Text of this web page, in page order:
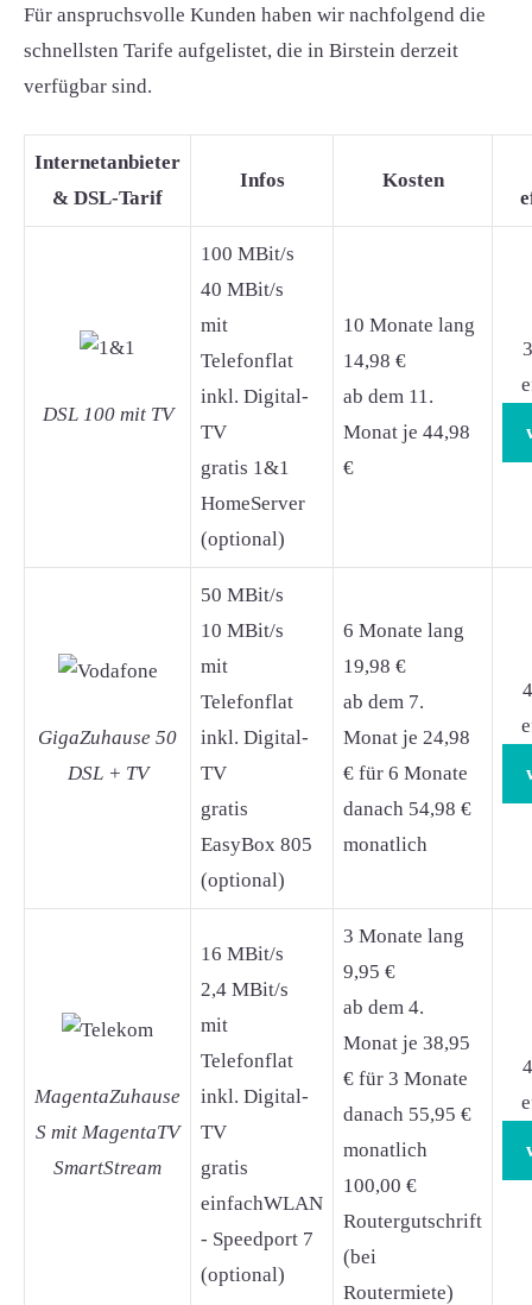
Für anspruchsvolle Kunden haben wir nachfolgend die
schnellsten Tarife aufgelistet, die in Birstein derzeit
verfügbar sind.
Internetanbieter
& DSL-Tarif
Infos Kosten
DSL 100 mit TV
100 MBit/s
40 MBit/s
mit
Telefonflat
inkl. Digital-
TV
gratis 1&1
HomeServer
(optional)
10 Monate lang
14,98 €
ab dem 11.
Monat je 44,98
€
GigaZuhause 50
DSL + TV
50 MBit/s
10 MBit/s
mit
Telefonflat
inkl. Digital-
TV
gratis
EasyBox 805
(optional)
6 Monate lang
19,98 €
ab dem 7.
Monat je 24,98
€ für 6 Monate
danach 54,98 €
monatlich
MagentaZuhause
S mit MagentaTV
SmartStream
16 MBit/s
2,4 MBit/s
mit
Telefonflat
inkl. Digital-
TV
gratis
einfachWLAN
- Speedport 7
(optional)
3 Monate lang
9,95 €
ab dem 4.
Monat je 38,95
€ für 3 Monate
danach 55,95 €
monatlich
100,00 €
Routergutschrift
(bei
Routermiete)